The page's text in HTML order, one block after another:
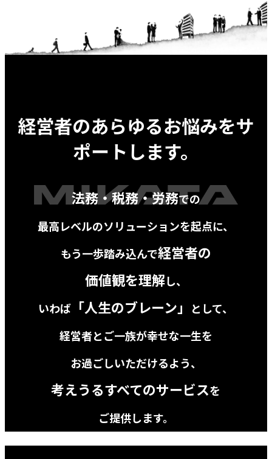
経営者のあらゆるお悩みをサ
ポートします。
法務・税務・労務での
最高レベルのソリューションを起点に、
もう一歩踏み込んで経営者の
価値観を理解し、
いわば 「人生のブレーン」
として、
経営者とご一族が幸せな一生を
お過ごしいただけるよう、
考えうるすべてのサービスを
ご提供します。